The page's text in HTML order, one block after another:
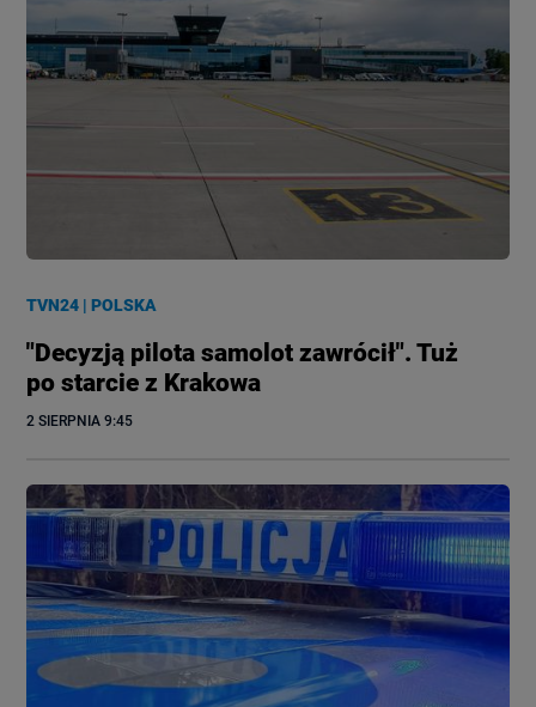
TVN24 |POLSKA
"Decyzją pilota samolot zawrócił". Tuż
po starcie z Krakowa
2 SIERPNIA 9:45